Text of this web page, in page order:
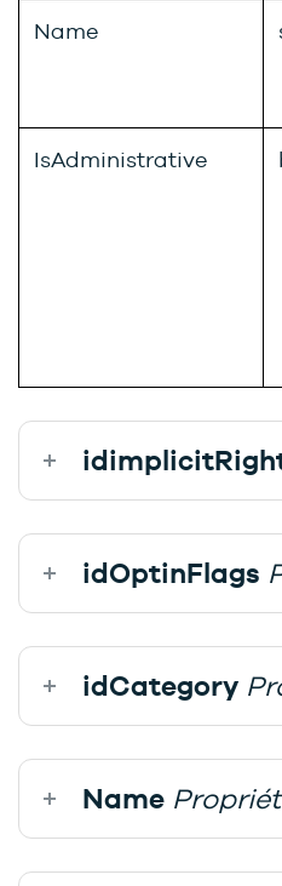
Name
IsAdministrative
idOptinFlags
idCategory
Name